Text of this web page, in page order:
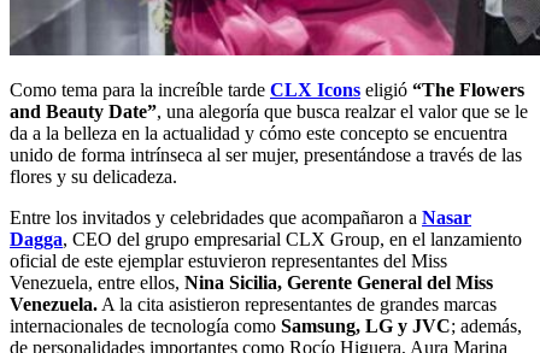
Como tema para la increíble tarde CLX Icons eligió “The Flowers
and Beauty Date”, una alegoría que busca realzar el valor que se le
da a la belleza en la actualidad y cómo este concepto se encuentra
unido de forma intrínseca al ser mujer, presentándose a través de las
flores y su delicadeza.
Entre los invitados y celebridades que acompañaron a Nasar
Dagga, CEO del grupo empresarial CLX Group, en el lanzamiento
oficial de este ejemplar estuvieron representantes del Miss
Venezuela, entre ellos, Nina Sicilia, Gerente General del Miss
Venezuela. A la cita asistieron representantes de grandes marcas
internacionales de tecnología como Samsung, LG y JVC; además,
de personalidades importantes como Rocío Higuera, Aura Marina